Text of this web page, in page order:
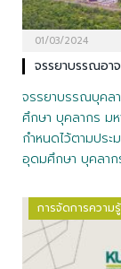
01/03/2024
จรรยาบรรณอา
จรรยาบรรณบุคล
ศึกษา บุคลากร ม
กำหนดไว้ตามประ
อุดมศึกษา บุคลาก
การจัดการความรู้